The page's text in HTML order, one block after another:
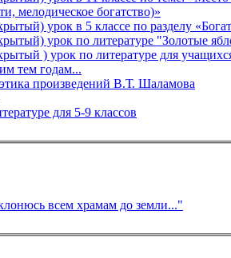
мелодическое богатство)»
Показательный (открытый) урок по
) урок по литературе для
тем годам...
произведений В.Т. Шаламова
для 5-9 классов
всем храмам до земли..."